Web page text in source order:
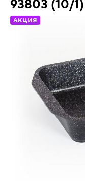
93803 (10/1)
АКЦИЯ